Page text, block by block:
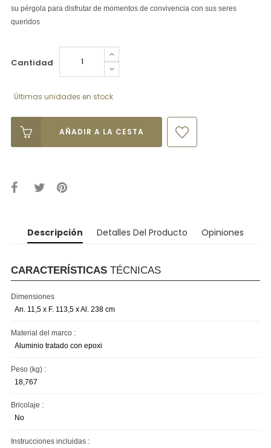
su pérgola para disfrutar de momentos de convivencia con sus seres
queridos
Cantidad
Últimas unidades en stock
AÑADIR A LA CESTA
Descripción Detalles Del Producto Opiniones
CARACTERÍSTICAS TÉCNICAS
Dimensiones
An. 11,5 x F. 113,5 x Al. 238 cm
Material del marco :
Aluminio tratado con epoxi
Peso (kg) :
18,767
Bricolaje :
No
Instrucciones incluidas :